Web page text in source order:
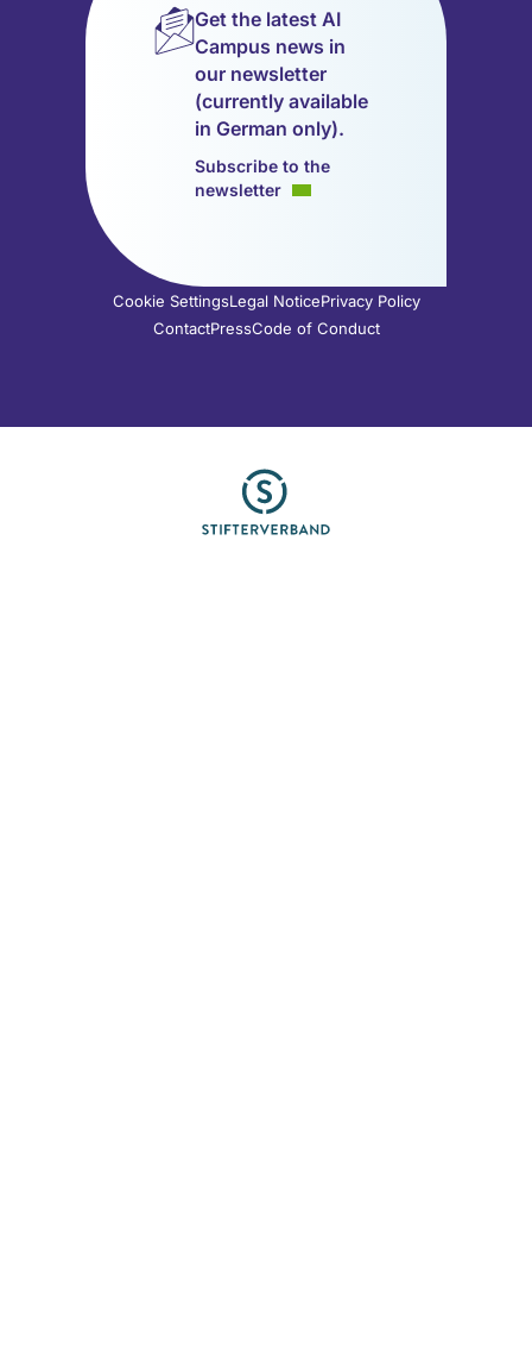
(opens(opens
in
(opens
in
a
new
tab)
(opens
in
a
new
tab)
(opens
in
a
new
tab)
(opens
in
new
tab)
Get the latest AI
Campus news in
our newsletter
(currently available
in German only).
Subscribe to the
newsletter
Cookie SettingsLegal NoticePrivacy Policy
ContactPressCode of Conduct